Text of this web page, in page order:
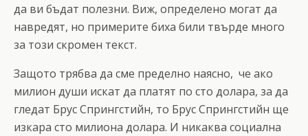
да ви бъдат полезни. Виж, определено могат да
навредят, но примерите биха били твърде много
за този скромен текст.
Защото трябва да сме пределно наясно, че ако
милион души искат да платят по сто долара, за да
гледат Брус Спрингстийн, то Брус Спрингстийн ще
изкара сто милиона долара. И никаква социална